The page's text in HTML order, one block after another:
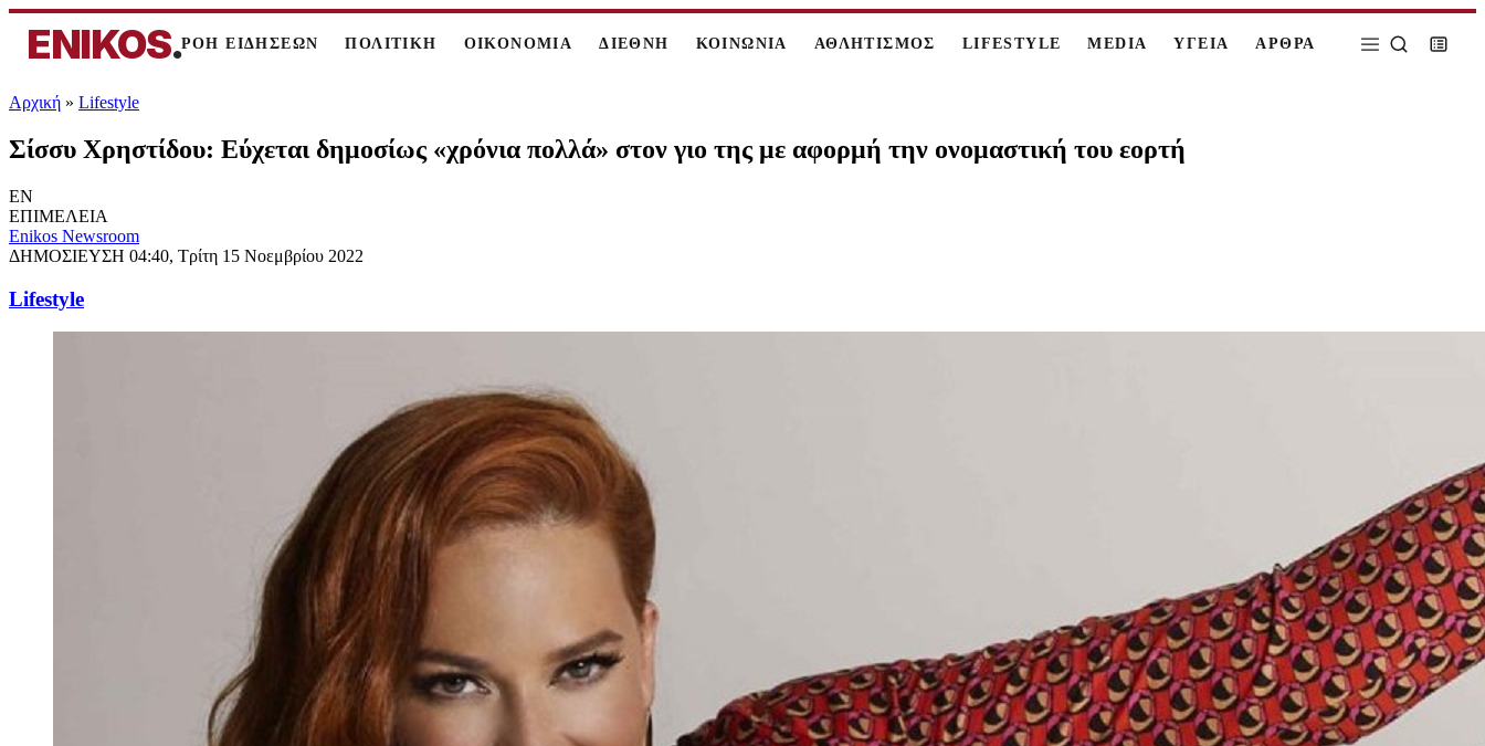
ENIKOS.ΡΟΗ ΕΙΔΗΣΕΩΝ ΠΟΛΙΤΙΚΗ ΟΙΚΟΝΟΜΙΑ ΔΙΕΘΝΗ ΚΟΙΝΩΝΙΑ ΑΘΛΗΤΙΣΜΟΣ LIFESTYLE MEDIA ΥΓΕΙΑ ΑΡΘΡΑ
Αρχική » Lifestyle
Σίσσυ Χρηστίδου: Εύχεται δημοσίως «χρόνια πολλά» στον γιο της με αφορμή την ονομαστική του εορτή
EN
ΕΠΙΜΕΛΕΙΑ
Enikos Newsroom
ΔΗΜΟΣΙΕΥΣΗ 04:40, Τρίτη 15 Νοεμβρίου 2022
Lifestyle